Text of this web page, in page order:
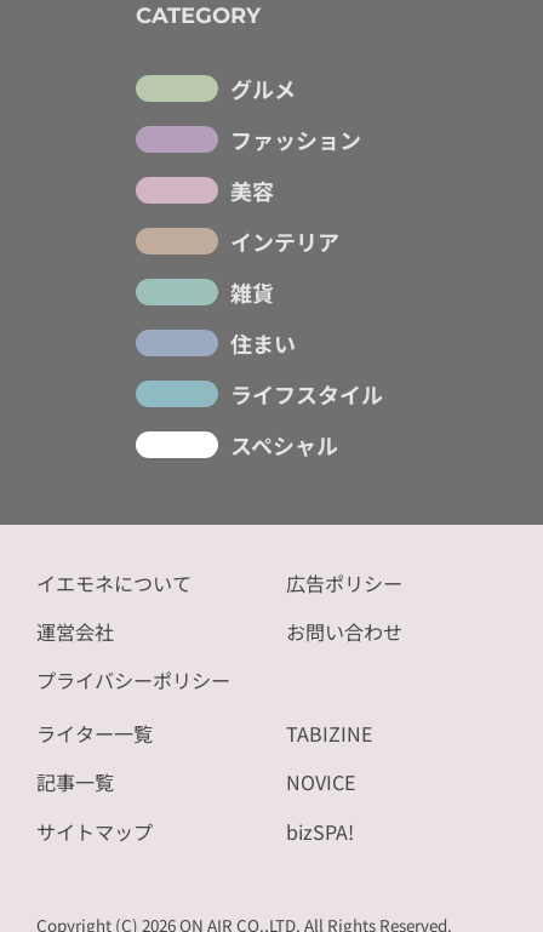
CATEGORY
グルメ
ファッション
美容
インテリア
雑貨
住まい
ライフスタイル
スペシャル
イエモネについて
運営会社
プライバシーポリシー
広告ポリシー
お問い合わせ
ライター一覧
記事一覧
サイトマップ
TABIZINE
NOVICE
bizSPA!
Copyright (C) 2026 ON AIR CO.,LTD. All Rights Reserved.